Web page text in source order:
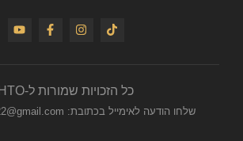
כל הזכויות שמורות ל-HTO
שלחו הודעה לאימייל בכתובת: htofashion2022@gmail.com